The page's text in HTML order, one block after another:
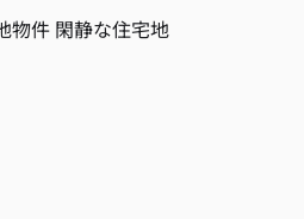
物件 閑静な住宅地